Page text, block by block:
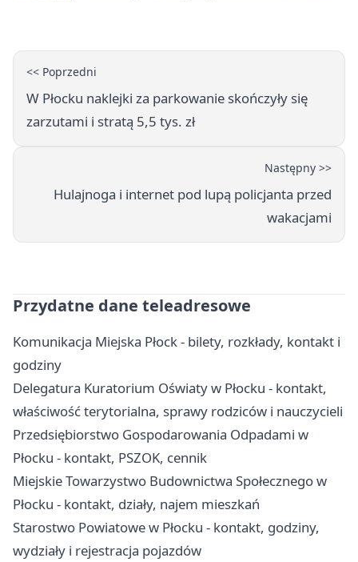
<< Poprzedni
W Płocku naklejki za parkowanie skończyły się
zarzutami i stratą 5,5 tys. zł
Następny >>
Hulajnoga i internet pod lupą policjanta przed
wakacjami
Przydatne dane teleadresowe
Komunikacja Miejska Płock - bilety, rozkłady, kontakt i
godziny
Delegatura Kuratorium Oświaty w Płocku - kontakt,
właściwość terytorialna, sprawy rodziców i nauczycieli
Przedsiębiorstwo Gospodarowania Odpadami w
Płocku - kontakt, PSZOK, cennik
Miejskie Towarzystwo Budownictwa Społecznego w
Płocku - kontakt, działy, najem mieszkań
Starostwo Powiatowe w Płocku - kontakt, godziny,
wydziały i rejestracja pojazdów